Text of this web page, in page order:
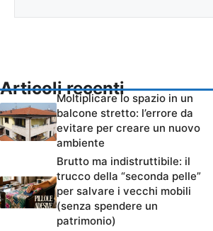
Articoli recenti
Moltiplicare lo spazio in un
balcone stretto: l’errore da
evitare per creare un nuovo
ambiente
Brutto ma indistruttibile: il
trucco della “seconda pelle”
per salvare i vecchi mobili
(senza spendere un
patrimonio)